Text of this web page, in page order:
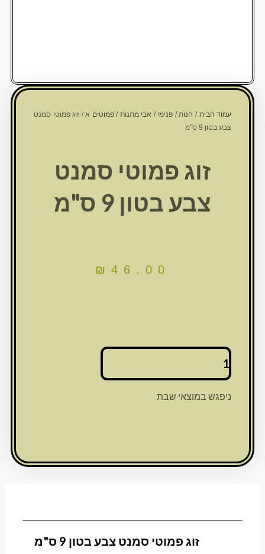
עמוד הבית/חנות/פנימי/אבי מתנות/פמוטים א/ זוג פמוטי סמנט
צבע בטון 9 ס"מ
זוג פמוטי סמנט
צבע בטון 9 ס"מ
₪ 46.00
כמות
ניפגש במוצאי שבת
זוג פמוטי סמנט צבע בטון 9 ס"מ